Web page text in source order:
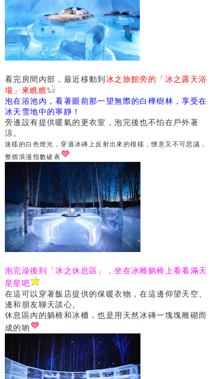
看完房間內部，最近移動到 冰之旅館旁的「冰之露天浴
場」來瞧瞧
泡在浴池內，看著眼前那一望無際的白樺樹林，享受在
冰天雪地中的寧靜！
旁邊設有提供暖氣的更衣室，泡完後也不怕在戶外著
涼。
迷樣的白色燈光，穿過冰磚上反射出來的模樣，愜意又不可思議，
整個浪漫指數破表
泡完澡後到「冰之休息區」，坐在冰雕躺椅上看看滿天
星星吧
在這可以穿著飯店提供的保暖衣物，在這邊仰望天空、
邊和朋友聊天談心。
休息區內的躺椅和冰櫃，也是用天然冰磚一塊塊雕砌而
成的喲